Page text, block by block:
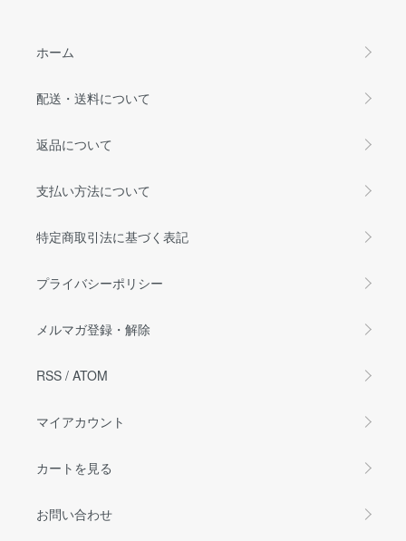
ホーム
配送・送料について
返品について
支払い方法について
特定商取引法に基づく表記
プライバシーポリシー
メルマガ登録・解除
RSS / ATOM
マイアカウント
カートを見る
お問い合わせ